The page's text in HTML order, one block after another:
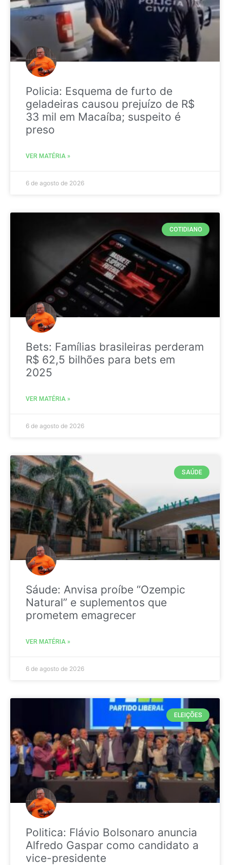
Policia: Esquema de furto de
geladeiras causou prejuízo de R$
33 mil em Macaíba; suspeito é
preso
VER MATÉRIA »
6 de agosto de 2026
COTIDIANO
Bets: Famílias brasileiras perderam
R$ 62,5 bilhões para bets em
2025
VER MATÉRIA »
6 de agosto de 2026
SAÚDE
Sáude: Anvisa proíbe “Ozempic
Natural” e suplementos que
prometem emagrecer
VER MATÉRIA »
6 de agosto de 2026
ELEIÇÕES
Politica: Flávio Bolsonaro anuncia
Alfredo Gaspar como candidato a
vice-presidente